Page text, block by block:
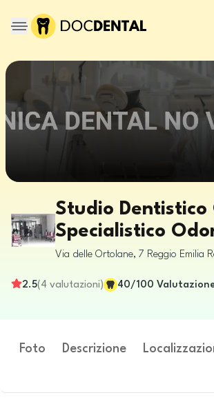
Studio Dentistico
Specialistico
Via delle Ortolane, 7 Reggio Emilia
2.5( 4 valutazioni) 40/100
Foto Descrizione